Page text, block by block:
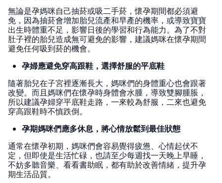
無論是孕媽咪自己抽菸或吸二手菸，懷孕期間都必須避
免，因為抽菸會增加胎兒流產和早產的機率，或導致寶寶
出生時體重不足，影響日後的學習和行為能力。為了不對
肚子裡的胎兒造成無可避免的影響，建議媽咪在懷孕期間
避免任何吸到菸的機會。
孕婦應避免穿高跟鞋，選擇舒服的平底鞋
隨著胎兒在子宮裡逐漸長大，媽咪們的身體重心也會跟著
改變。而且媽咪們在懷孕時身體會水腫，導致雙腳腫脹，
所以建議孕婦穿平底鞋走路，一來較為舒服，二來也避免
穿高跟鞋時不慎跌倒。
孕期媽咪們應多休息，將心情放鬆到最佳狀態
通常在懷孕初期，媽咪們會容易覺得疲憊、心情起伏不
定，但即使是生活忙碌，也請至少每週找一天晚上早睡，
不妨多聽音樂、看看書助眠，都有助於改善情緒，提升孕
期生活品質。